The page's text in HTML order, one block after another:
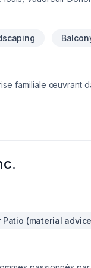
familiale œuvrant
ainsi que
(material